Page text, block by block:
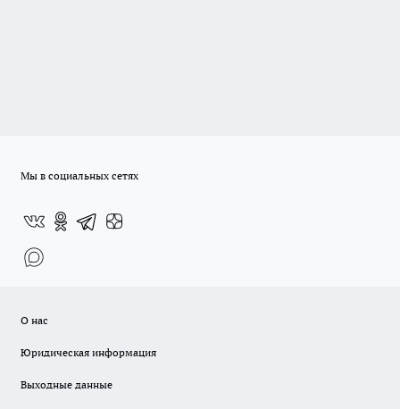
Мы в социальных сетях
О нас
Юридическая информация
Выходные данные